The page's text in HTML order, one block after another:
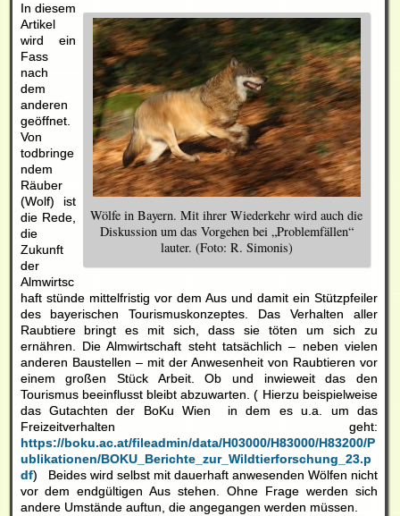
Wölfe in Bayern. Mit ihrer Wiederkehr wird auch die
Diskussion um das Vorgehen bei „Problemfällen“
lauter. (Foto: R. Simonis)
In diesem
Artikel
wird ein
Fass
nach
dem
anderen
geöffnet.
Von
todbringe
ndem
Räuber
(Wolf) ist
die Rede,
die
Zukunft
der
Almwirtsc
haft stünde mittelfristig vor dem Aus und damit ein Stützpfeiler
des bayerischen Tourismuskonzeptes. Das Verhalten aller
Raubtiere bringt es mit sich, dass sie töten um sich zu
ernähren. Die Almwirtschaft steht tatsächlich – neben vielen
anderen Baustellen – mit der Anwesenheit von Raubtieren vor
einem großen Stück Arbeit. Ob und inwieweit das den
Tourismus beeinflusst bleibt abzuwarten. ( Hierzu beispielweise
das Gutachten der BoKu Wien in dem es u.a. um das
Freizeitverhalten geht:
https://boku.ac.at/fileadmin/data/H03000/H83000/H83200/P
ublikationen/BOKU_Berichte_zur_Wildtierforschung_23.p
df) Beides wird selbst mit dauerhaft anwesenden Wölfen nicht
vor dem endgültigen Aus stehen. Ohne Frage werden sich
andere Umstände auftun, die angegangen werden müssen.